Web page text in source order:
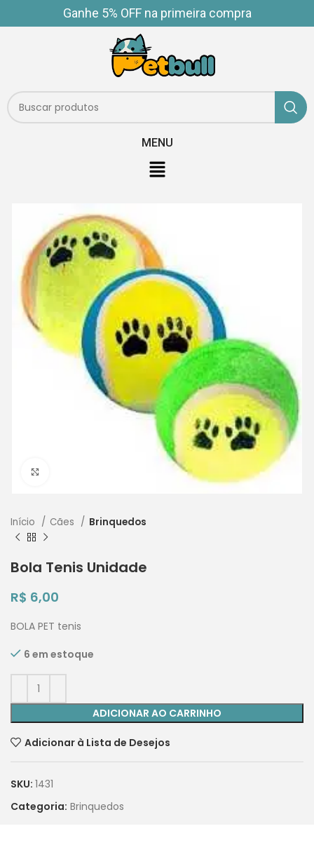
Ganhe 5% OFF na primeira compra
MENU
Início Cães Brinquedos
Bola Tenis Unidade
R$ 6,00
BOLA PET tenis
6 em estoque
ADICIONAR AO CARRINHO
Adicionar à Lista de Desejos
SKU: 1431
Categoria: Brinquedos